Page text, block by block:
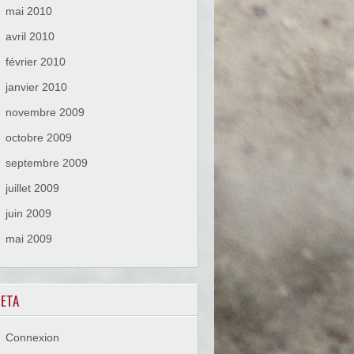
mai 2010
avril 2010
février 2010
janvier 2010
novembre 2009
octobre 2009
septembre 2009
juillet 2009
juin 2009
mai 2009
Connexion